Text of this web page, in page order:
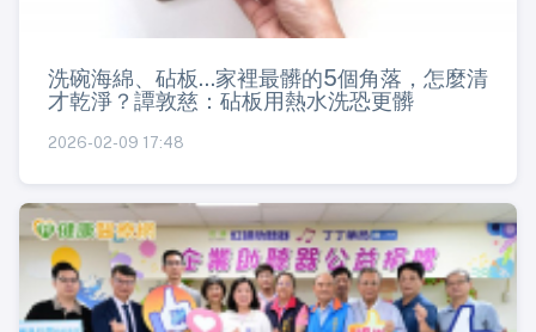
洗碗海綿、砧板...家裡最髒的5個角落，怎麼清
才乾淨？譚敦慈：砧板用熱水洗恐更髒
2026-02-09 17:48